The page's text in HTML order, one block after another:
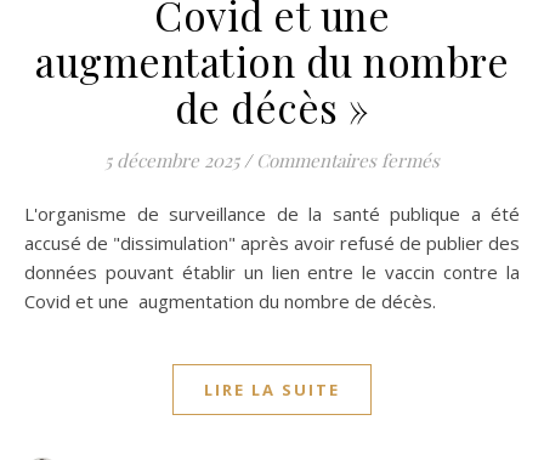
Covid et une
augmentation du nombre
de décès »
5 décembre 2025 / Commentaires ferméssur Le
L'organisme de surveillance de la santé publique a été
accusé de "dissimulation" après avoir refusé de publier des
données pouvant établir un lien entre le vaccin contre la
Covid et une augmentation du nombre de décès.
LIRE LA SUITE